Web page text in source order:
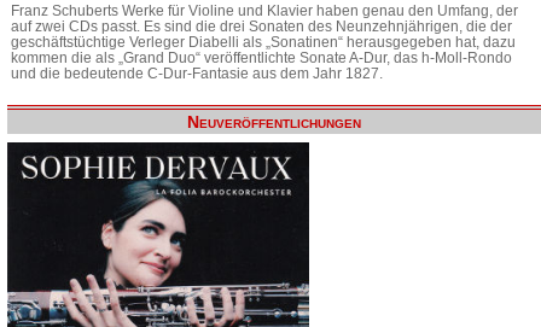
Franz Schuberts Werke für Violine und Klavier haben genau den Umfang, der
auf zwei CDs passt. Es sind die drei Sonaten des Neunzehnjährigen, die der
geschäftstüchtige Verleger Diabelli als „Sonatinen“ herausgegeben hat, dazu
kommen die als „Grand Duo“ veröffentlichte Sonate A-Dur, das h-Moll-Rondo
und die bedeutende C-Dur-Fantasie aus dem Jahr 1827.
Neuveröffentlichungen